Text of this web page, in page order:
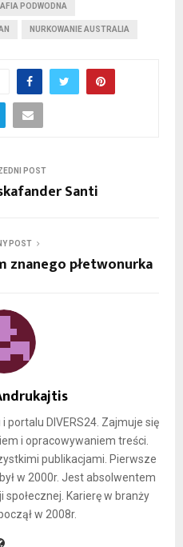
PODWODNA
NURKOWANIE AUSTRALIA
POST
Santi
POST
znanego płetwonurka
DIVERS24. Zajmuje się
i opracowywaniem treści.
publikacjami. Pierwsze
w 2000r. Jest absolwentem
Karierę w branży
w 2008r.